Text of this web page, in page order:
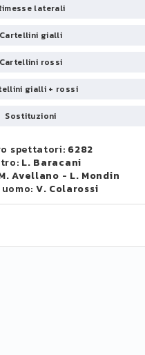
laterali
Cartellini gialli
Cartellini rossi
gialli + rossi
Sostituzioni
spettatori: 6282
L. Baracani
Avellano - L. Mondin
V. Colarossi